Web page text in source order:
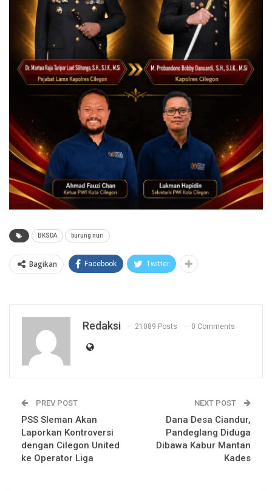
BKSDA burung nuri
Bagikan Facebook Twitter
Redaksi 21089 Posts 0 Comments
PREV POST
PSS Sleman Akan
Laporkan Kontroversi
dengan Cilegon United
ke Operator Liga
NEXT POST
Dana Desa Ciandur,
Pandeglang Diduga
Dibawa Kabur Mantan
Kades